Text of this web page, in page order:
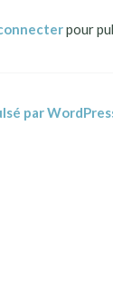
pour
par